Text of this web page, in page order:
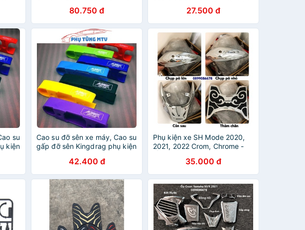
80.750 đ 27.500 đ
su
kiện
Cao su đỡ sên xe máy, Cao su
gấp đỡ sên Kingdrag phụ kiện
42.400 đ
Phụ kiện xe SH Mode 2020,
2021, 2022 Crom, Chrome -
35.000 đ